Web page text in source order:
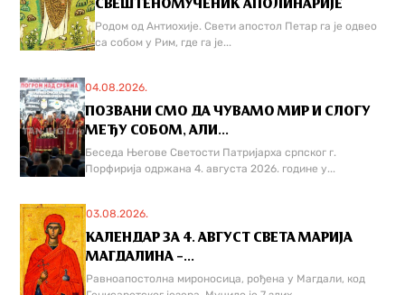
СВЕШТЕНОМУЧЕНИК АПОЛИНАРИЈЕ
Родом од Антиохије. Свети апостол Петар га је одвео
са собом у Рим, где га је...
04.08.2026.
ПОЗВАНИ СМО ДА ЧУВАМО МИР И СЛОГУ
МЕЂУ СОБОМ, АЛИ...
Беседа Његове Светости Патријарха српског г.
Порфирија одржана 4. августа 2026. године у...
03.08.2026.
КАЛЕНДАР ЗА 4. АВГУСТ СВЕТА МАРИЈА
МАГДАЛИНА –...
Равноапостолна мироносица, рођена у Магдали, код